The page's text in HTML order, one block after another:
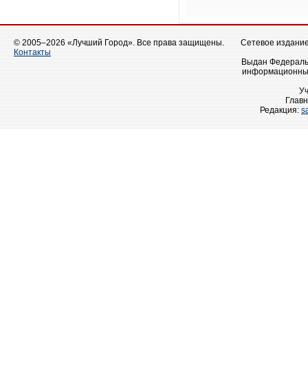
© 2005–2026 «Лучший Город». Все права защищены.
Контакты
Сетевое
Выдан
Редакция: